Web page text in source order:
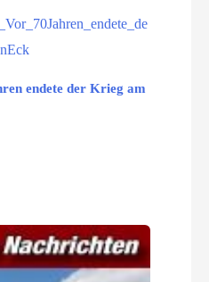
endete der Krieg am